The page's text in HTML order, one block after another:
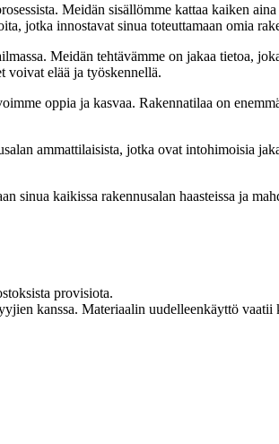
Meidän sisällömme kattaa kaiken
jotka innostavat sinua toteuttamaan omia
Meidän tehtävämme on jakaa tietoa,
voivat elää ja työskennellä.
oppia ja kasvaa. Rakennatilaa on
ammattilaisista, jotka ovat intohimoisia
kaikissa rakennusalan haasteissa ja
provisiota.
kanssa. Materiaalin uudelleenkäyttö